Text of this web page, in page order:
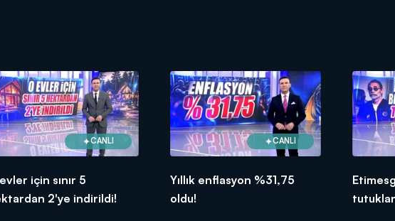
CANLI
için sınır 5
2'ye indirildi!
CANLI
Yıllık enflasyon %31,75
oldu!